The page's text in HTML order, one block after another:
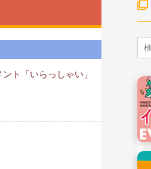
ト「いらっしゃい」